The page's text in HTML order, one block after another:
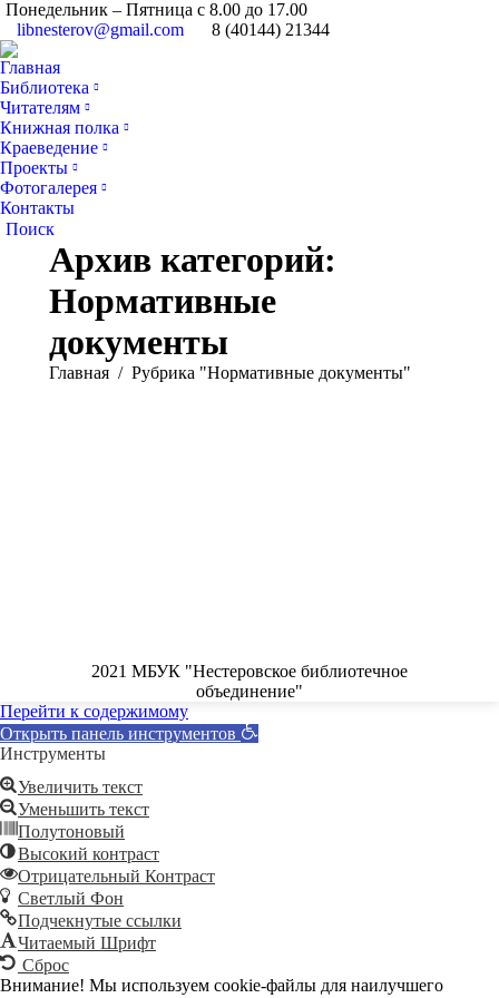
Понедельник – Пятница с 8.00 до 17.00
libnesterov@gmail.com
8 (40144) 21344
Главная
Библиотека
Читателям
Книжная полка
Краеведение
Проекты
Фотогалерея
Контакты
Поиск:
Поиск
Архив категорий:
Нормативные
документы
Вы здесь:
Главная Рубрика "Нормативные документы"
2021 МБУК "Нестеровское библиотечное
объединение"
Перейти к содержимому
Открыть панель инструментов
Инструменты
Увеличить текст
Уменьшить текст
Полутоновый
Высокий контраст
Отрицательный Контраст
Светлый Фон
Подчекнутые ссылки
Читаемый Шрифт
Сброс
Внимание! Мы используем cookie-файлы для наилучшего